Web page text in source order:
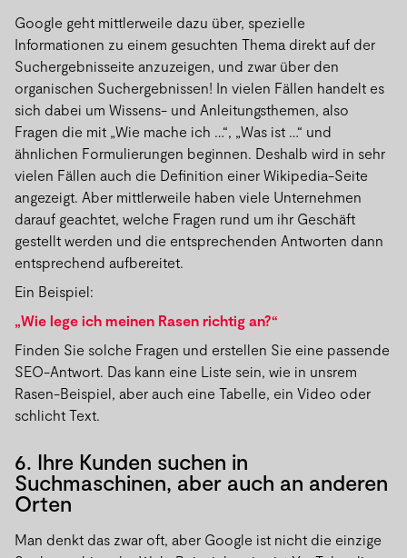
Google geht mittlerweile dazu über, spezielle
Informationen zu einem gesuchten Thema direkt auf der
Suchergebnisseite anzuzeigen, und zwar über den
organischen Suchergebnissen! In vielen Fällen handelt es
sich dabei um Wissens- und Anleitungsthemen, also
Fragen die mit „Wie mache ich …“, „Was ist …“ und
ähnlichen Formulierungen beginnen. Deshalb wird in sehr
vielen Fällen auch die Definition einer Wikipedia-Seite
angezeigt. Aber mittlerweile haben viele Unternehmen
darauf geachtet, welche Fragen rund um ihr Geschäft
gestellt werden und die entsprechenden Antworten dann
entsprechend aufbereitet.
Ein Beispiel:
„Wie lege ich meinen Rasen richtig an?“
Finden Sie solche Fragen und erstellen Sie eine passende
SEO-Antwort. Das kann eine Liste sein, wie in unsrem
Rasen-Beispiel, aber auch eine Tabelle, ein Video oder
schlicht Text.
6. Ihre Kunden suchen in
Suchmaschinen, aber auch an anderen
Orten
Man denkt das zwar oft, aber Google ist nicht die einzige